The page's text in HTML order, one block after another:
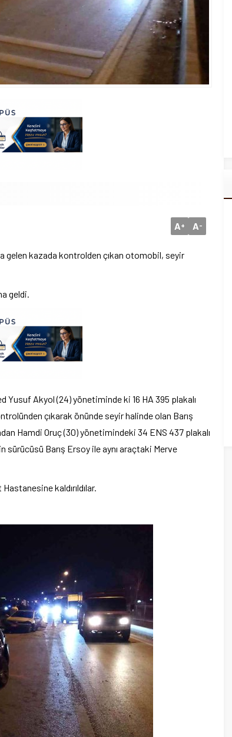
A+ A-
gelen kazada kontrolden çıkan otomobil, seyir
geldi.
Yusuf Akyol (24) yönetiminde ki 16 HA 395 plakalı
çıkarak önünde seyir halinde olan Barış
Hamdi Oruç (30) yönetimindeki 34 ENS 437 plakalı
Barış Ersoy ile aynı araçtaki Merve
kaldırıldılar.